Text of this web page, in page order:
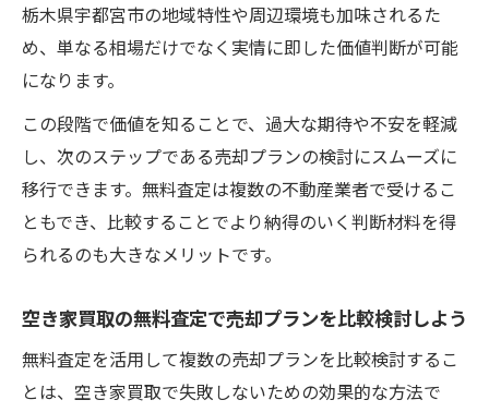
栃木県宇都宮市の地域特性や周辺環境も加味されるた
め、単なる相場だけでなく実情に即した価値判断が可能
になります。
この段階で価値を知ることで、過大な期待や不安を軽減
し、次のステップである売却プランの検討にスムーズに
移行できます。無料査定は複数の不動産業者で受けるこ
ともでき、比較することでより納得のいく判断材料を得
られるのも大きなメリットです。
空き家買取の無料査定で売却プランを比較検討しよう
無料査定を活用して複数の売却プランを比較検討するこ
とは、空き家買取で失敗しないための効果的な方法で